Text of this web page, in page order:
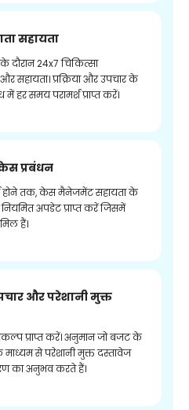
सहायता
दौरान 24x7 चिकित्सा
और सहायता। प्रक्रिया और उपचार के
हर समय परामर्श प्राप्त करें।
प्रबंधन
होने तक, केस मैनेजमेंट सहायता के
नियमित अपडेट प्राप्त करें जिसमें
हैं।
और परेशानी मुक्त
प्राप्त करें। अनुमान जो बजट के
से परेशानी मुक्त दस्तावेज
का अनुभव करते हैं।